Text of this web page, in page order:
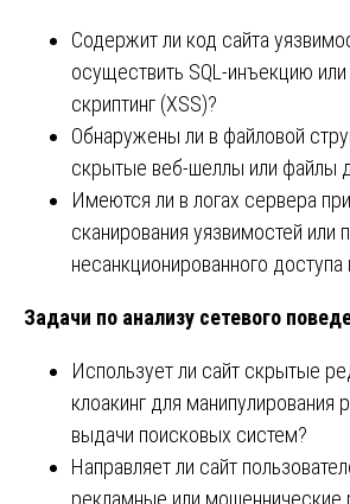
Содержит ли код сайта
осуществить SQL-инъекцию
скриптинг (XSS)?
Обнаружены ли в файловой
скрытые веб-шеллы или файлы
Имеются ли в логах сервера
сканирования уязвимостей или
несанкционированного
Задачи по анализу сетевого
Использует ли сайт скрытые
клоакинг для манипулирования
выдачи поисковых систем?
Направляет ли сайт
рекламные или мошеннические